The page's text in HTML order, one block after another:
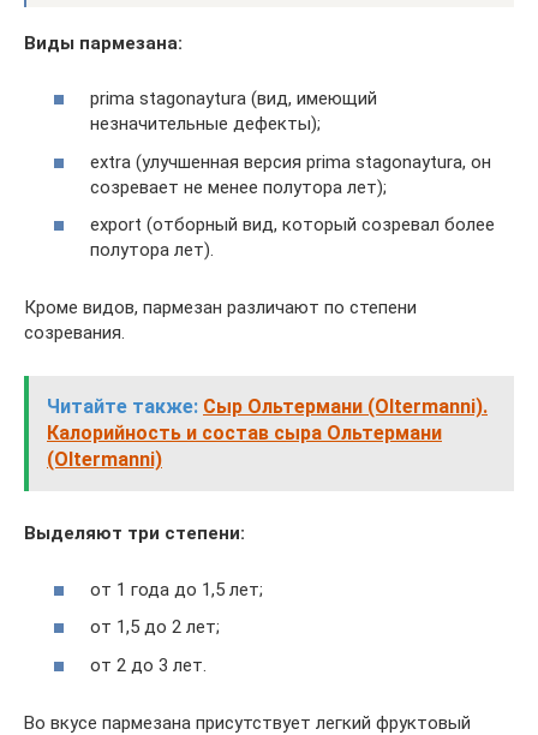
Виды пармезана:
prima stagonaytura (вид, имеющий
незначительные дефекты);
extra (улучшенная версия prima stagonaytura, он
созревает не менее полутора лет);
export (отборный вид, который созревал более
полутора лет).
Кроме видов, пармезан различают по степени
созревания.
Читайте также: Сыр Ольтермани (Oltermanni).
Калорийность и состав сыра Ольтермани
(Oltermanni)
Выделяют три степени:
от 1 года до 1,5 лет;
от 1,5 до 2 лет;
от 2 до 3 лет.
Во вкусе пармезана присутствует легкий фруктовый